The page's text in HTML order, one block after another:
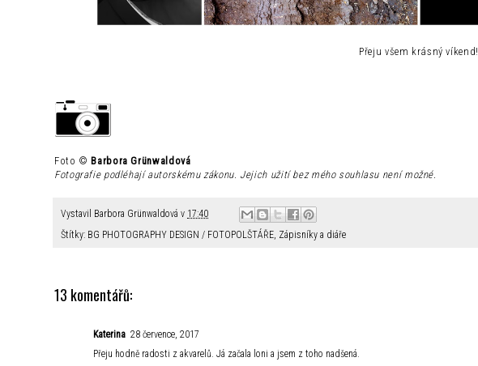
Přeju všem krásný víkend!
Foto ©Barbora Grünwaldová
Fotografie podléhají autorskému zákonu. Jejich užití bez mého souhlasu není možné.
Vystavil Barbora Grünwaldová v 17:40
Štítky: BG PHOTOGRAPHY DESIGN / FOTOPOLŠTÁŘE Zápisníky a diáře
13 komentářů:
Katerina 28 července, 2017
Přeju hodně radosti z akvarelů. Já začala loni a jsem z toho nadšená.